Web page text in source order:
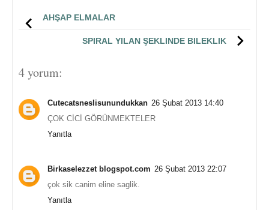
AHŞAP ELMALAR
SPIRAL YILAN ŞEKLINDE BILEKLIK
4 yorum:
Cutecatsneslisunundukkan 26 Şubat 2013 14:40
ÇOK CİCİ GÖRÜNMEKTELER
Yanıtla
Birkaselezzet blogspot.com 26 Şubat 2013 22:07
çok sik canim eline saglik.
Yanıtla